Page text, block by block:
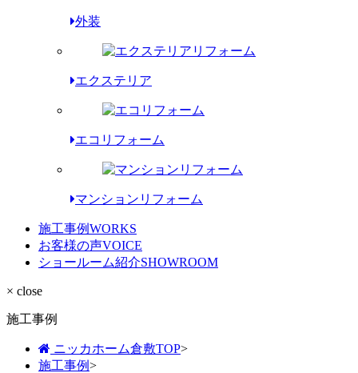
外装
エクステリア
エコリフォーム
マンションリフォーム
施工事例WORKS
お客様の声VOICE
ショールーム紹介SHOWROOM
× close
施工事例
ニッカホーム倉敷TOP>
施工事例>